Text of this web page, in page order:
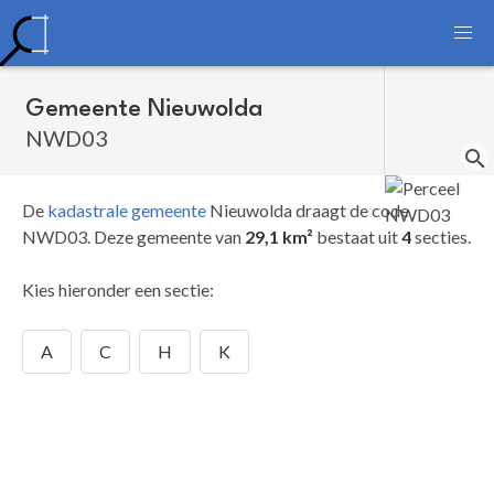
Gemeente Nieuwolda
NWD03
De kadastrale gemeente Nieuwolda draagt de code
NWD03. Deze gemeente van 29,1 km² bestaat uit4secties.
Kies hieronder een sectie:
A C H K